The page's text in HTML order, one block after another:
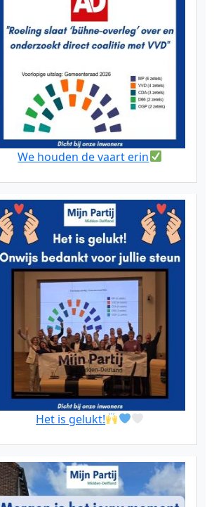
We houden de vaart erin
Het is gelukt!